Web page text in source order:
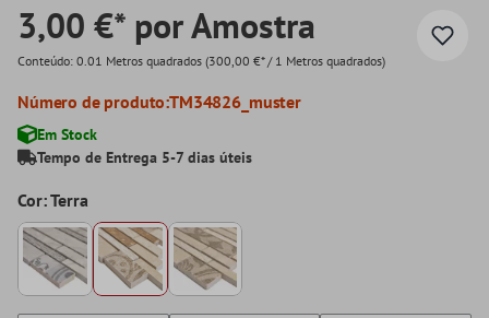
3,00 €* por Amostra
Conteúdo: 0.01 Metros quadrados (300,00 €* / 1 Metros quadrados)
Número de produto:TM34826_muster
Em Stock
Tempo de Entrega 5-7 dias úteis
Cor: Terra